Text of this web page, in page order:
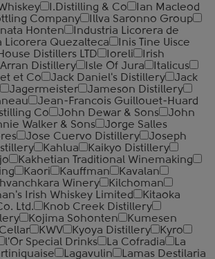
I.Distilling & Co
Ian Macleod
Company
Illva Saronno Group
Inata Honten
Industria Licorera de
Licorera Quezalteca
Inis Tine Uisce
Distillers LTD Ioreli
Irish
Arran Distillery Isle Of Jura
Italicus
et Co Jack Daniel's Distillery
Jack
Jagermeister
Jameson Distillery
Jean-Francois Guillouet-Huard
Co
John Dewar & Sons
John
Walker & Sons
Jorge Salles
Jose Cuervo Distillery
Joseph
Kahlua
Kaikyo Distillery
Kakhetian Traditional Winemaking
Kaori Kauffman
Kavalan
Winery
Kilchoman
Irish Whiskey Limited
Kitaoka
Ltd.
Knob Creek Distillery
Kojima Sohonten
Kumesen
KWV Kyoya Distillery
Kyro
l'Or Special Drinks La Cofradia
La
Lagavulin
Lamas Destilaria